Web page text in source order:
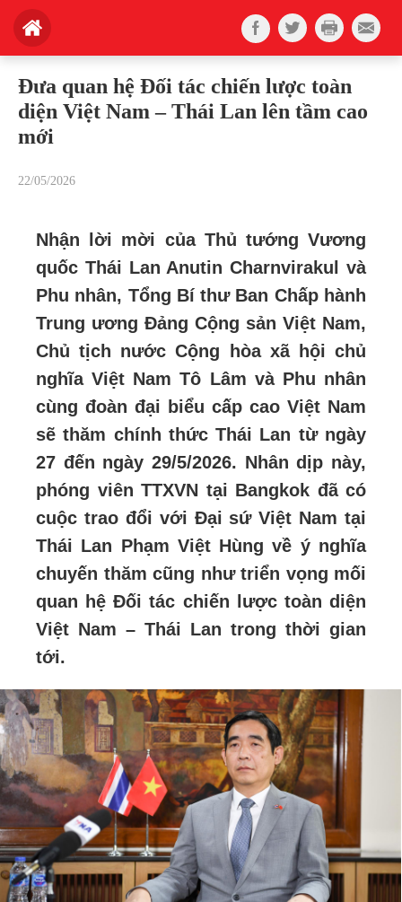
Đưa quan hệ Đối tác chiến lược toàn
diện Việt Nam – Thái Lan lên tầm cao
mới
22/05/2026
Nhận lời mời của Thủ tướng Vương
quốc Thái Lan Anutin Charnvirakul và
Phu nhân, Tổng Bí thư Ban Chấp hành
Trung ương Đảng Cộng sản Việt Nam,
Chủ tịch nước Cộng hòa xã hội chủ
nghĩa Việt Nam Tô Lâm và Phu nhân
cùng đoàn đại biểu cấp cao Việt Nam
sẽ thăm chính thức Thái Lan từ ngày
27 đến ngày 29/5/2026. Nhân dịp này,
phóng viên TTXVN tại Bangkok đã có
cuộc trao đổi với Đại sứ Việt Nam tại
Thái Lan Phạm Việt Hùng về ý nghĩa
chuyến thăm cũng như triển vọng mối
quan hệ Đối tác chiến lược toàn diện
Việt Nam – Thái Lan trong thời gian
tới.